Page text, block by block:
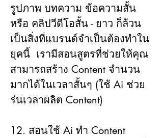
รูปภาพ บทความ ข้อความสั้น
หรือ คลิปวีดีโอสั้น - ยาว ก็ล้วน
เป็นสิ่งที่แบรนด์จำเป็นต้องทำใน
ยุคนี้  เรามีสอนสูตรที่ช่วยให้คุณ
สามารถสร้าง Content จำนวน
มากได้ในเวลาสั้นๆ (ใช้ Ai ช่วย
ร่นเวลาผลิต Content)
12. สอนใช้ Ai ทำ Content